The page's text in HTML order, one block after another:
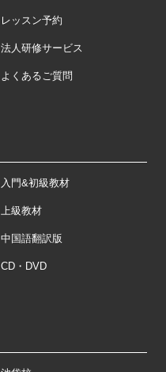
レッスン予約
法人研修サービス
よくあるご質問
入門&初級教材
上級教材
中国語翻訳版
CD・DVD